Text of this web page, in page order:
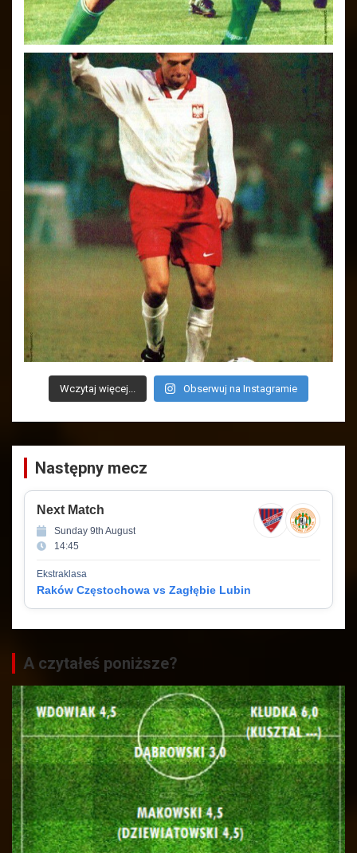
Wczytaj więcej... Obserwuj na Instagramie
Następny mecz
Next Match
Sunday 9th August
14:45
Ekstraklasa
Raków Częstochowa vs Zagłębie Lubin
A czytałeś poniższe?